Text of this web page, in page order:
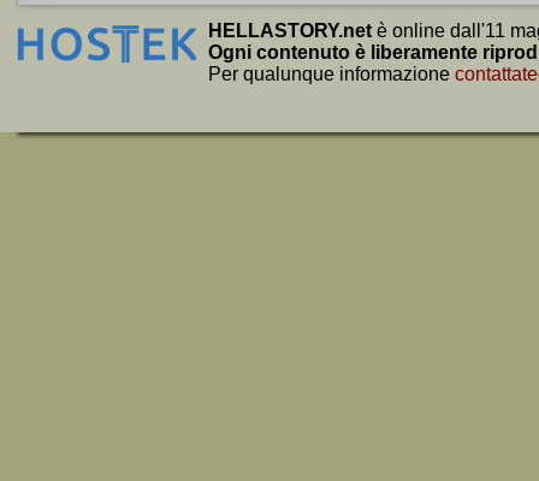
HELLASTORY.net è online dall'11
Ogni contenuto è liberamente
Per qualunque informazione